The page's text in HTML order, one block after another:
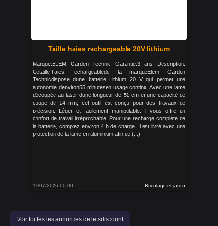
Taille haies rechargeable 20V lithium
Marque:ELEM Garden Technic Garantie:3 ans Description:
Cetaille-haies rechargeablede la marqueElem Garden
Technicdispose dune batterie Lithium 20 V qui permet une
autonomie denviron55 minutesen usage continu. Avec une lame
découpée au laser dune longueur de 51 cm et une capacité de
coupe de 14 mm, cet outil est conçu pour des travaux de
précision. Léger et facilement manipulable, il vous offre un
confort de travail irréprochable. Pour une recharge complète de
la batterie, comptez environ 4 h de charge. Il est livré avec une
protection de la lame en aluminium afin de (...)
11/07/2026 00:00 Bricolage et jardin
Voir toutes les annonces de letsdiscount